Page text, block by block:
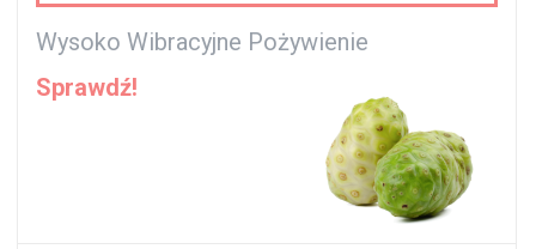
Wysoko Wibracyjne Pożywienie
Sprawdź!